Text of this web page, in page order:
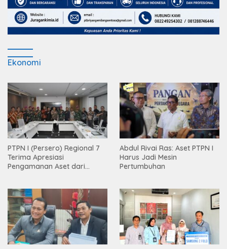
Ekonomi
PTPN I (Persero) Regional 7
Terima Apresiasi
Pengamanan Aset dari
Abdul Rivai Ras: Aset PTPN I
Harus Jadi Mesin
Pertumbuhan